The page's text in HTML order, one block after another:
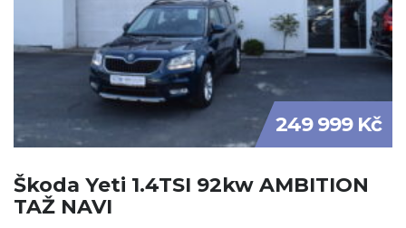
249 999 Kč
Škoda Yeti 1.4TSI 92kw AMBITION
TAŽ NAVI